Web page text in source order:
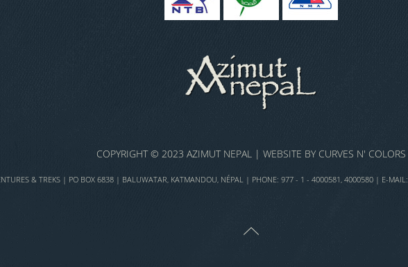
COPYRIGHT © 2023 AZIMUT NEPAL | WEBSITE BYCURVES N' COLORS
& TREKS | PO BOX 6838 | BALUWATAR, KATMANDOU, NÉPAL | PHONE: 977 - 1 - 4000581, 4000580 | E-MAIL: